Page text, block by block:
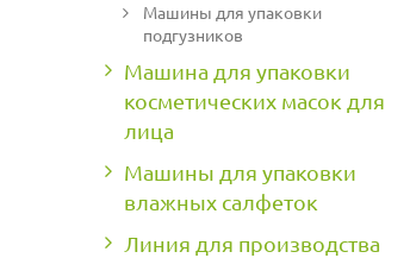
Машины для упаковки
подгузников
Машина для упаковки
косметических масок для
лица
Машины для упаковки
влажных салфеток
Линия для производства